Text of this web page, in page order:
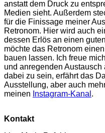
anstatt dem Druck zu
Medien sieht. Außerdem
für die Finissage meiner
Retronom. Hier wird auch
dessen Erlös an einen
möchte das Retronom
bauen lassen. Ich freue
und anregenden Austausch
dabei zu sein, erfährt das
Ausstellung, aber auch
meinen Instagram-Kanal .
Kontakt